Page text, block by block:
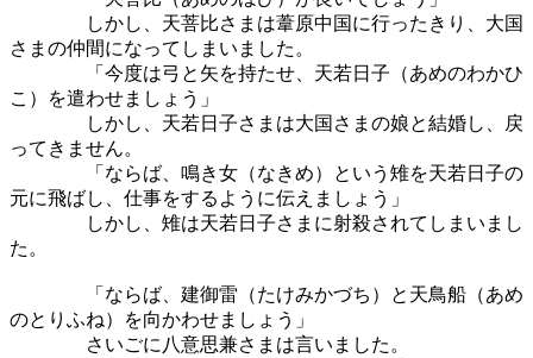
しかし、天菩比さまは葦原中国に行ったきり、大国
さまの仲間になってしまいました。
「今度は弓と矢を持たせ、天若日子（あめのわかひ
こ）を遣わせましょう」
しかし、天若日子さまは大国さまの娘と結婚し、戻
ってきません。
「ならば、鳴き女（なきめ）という雉を天若日子の
元に飛ばし、仕事をするように伝えましょう」
しかし、雉は天若日子さまに射殺されてしまいまし
た。
「ならば、建御雷（たけみかづち）と天鳥船（あめ
のとりふね）を向かわせましょう」
さいごに八意思兼さまは言いました。